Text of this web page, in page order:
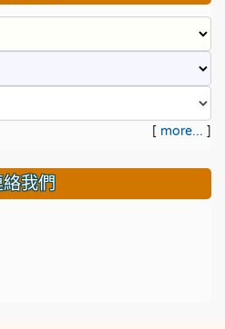
[ more... ]
我們